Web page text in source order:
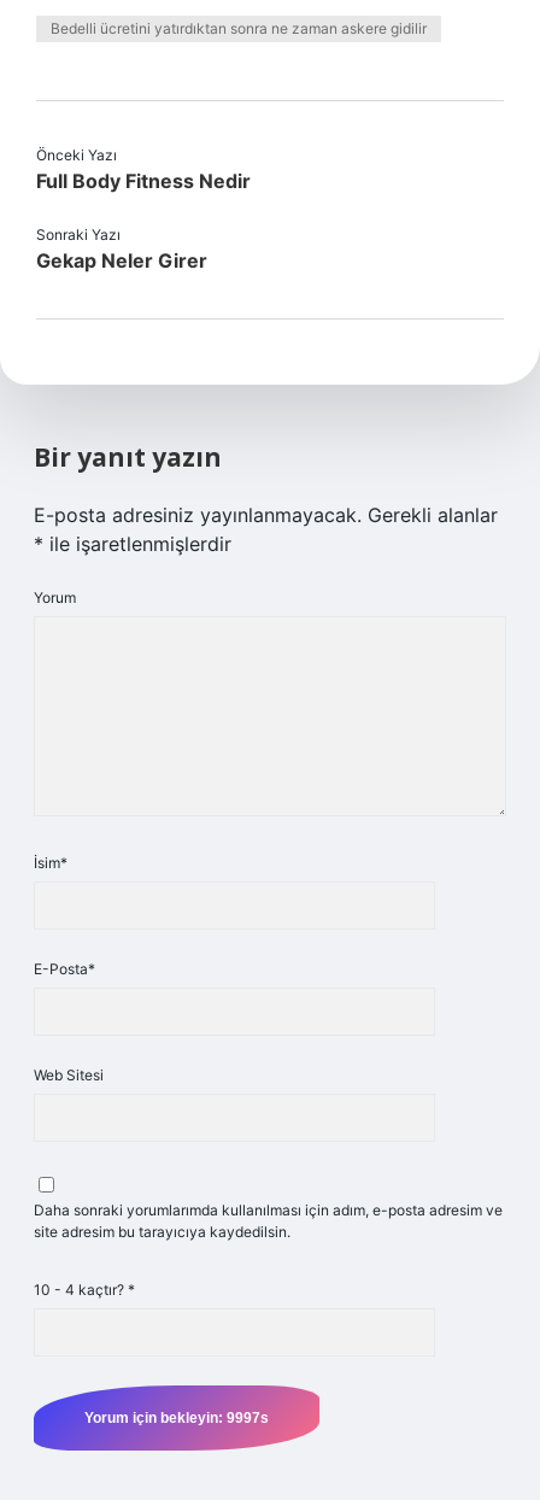
Bedelli ücretini yatırdıktan sonra ne zaman askere gidilir
Önceki Yazı
Full Body Fitness Nedir
Sonraki Yazı
Gekap Neler Girer
Bir yanıt yazın
E-posta adresiniz yayınlanmayacak. Gerekli alanlar
* ile işaretlenmişlerdir
Yorum
İsim*
E-Posta*
Web Sitesi
Daha sonraki yorumlarımda kullanılması için adım, e-posta adresim ve
site adresim bu tarayıcıya kaydedilsin.
10 - 4 kaçtır? *